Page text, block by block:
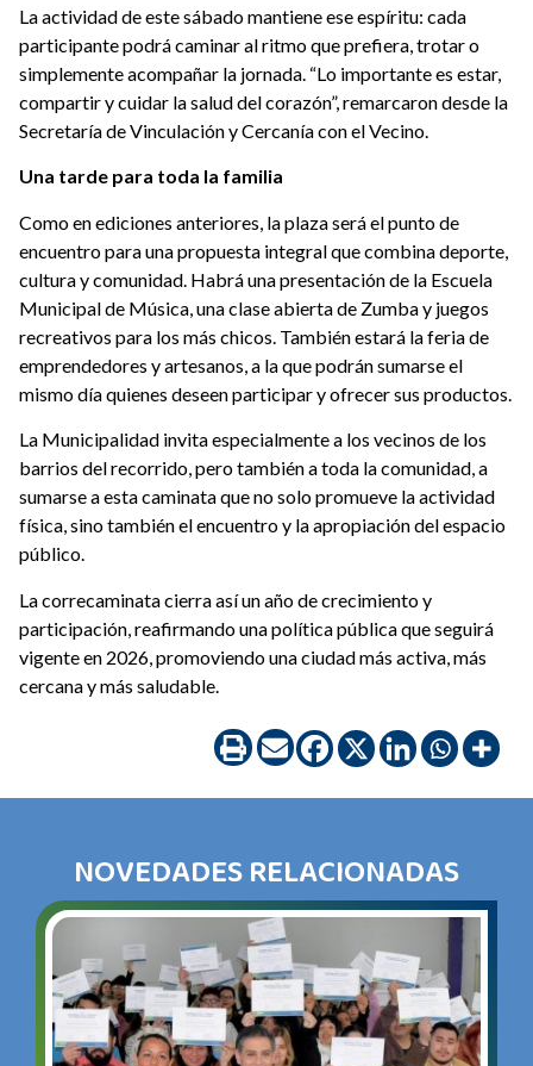
La actividad de este sábado mantiene ese espíritu: cada
participante podrá caminar al ritmo que prefiera, trotar o
simplemente acompañar la jornada. “Lo importante es estar,
compartir y cuidar la salud del corazón”, remarcaron desde la
Secretaría de Vinculación y Cercanía con el Vecino.
Una tarde para toda la familia
Como en ediciones anteriores, la plaza será el punto de
encuentro para una propuesta integral que combina deporte,
cultura y comunidad. Habrá una presentación de la Escuela
Municipal de Música, una clase abierta de Zumba y juegos
recreativos para los más chicos. También estará la feria de
emprendedores y artesanos, a la que podrán sumarse el
mismo día quienes deseen participar y ofrecer sus productos.
La Municipalidad invita especialmente a los vecinos de los
barrios del recorrido, pero también a toda la comunidad, a
sumarse a esta caminata que no solo promueve la actividad
física, sino también el encuentro y la apropiación del espacio
público.
La correcaminata cierra así un año de crecimiento y
participación, reafirmando una política pública que seguirá
vigente en 2026, promoviendo una ciudad más activa, más
cercana y más saludable.
NOVEDADES RELACIONADAS